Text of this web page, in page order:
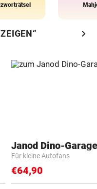
chevron_right
Janod Dino-Garage
Für kleine Autofans
€64,90